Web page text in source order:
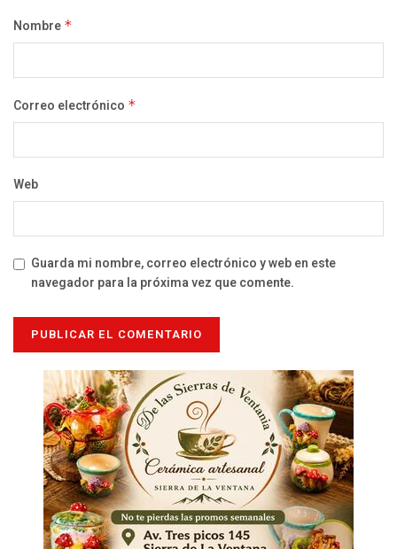
Nombre *
Correo electrónico *
Web
Guarda mi nombre, correo electrónico y web en este
navegador para la próxima vez que comente.